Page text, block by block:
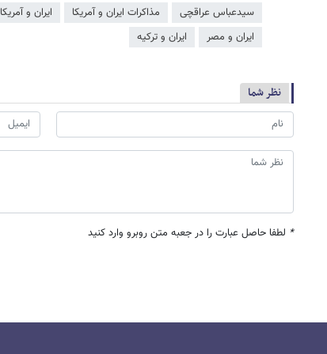
سیدعباس عراقچی مذاکرات ایران و آمریکا ایران و آمریکا
ایران و مصر
ایران و ترکیه
نظر شما
* لطفا حاصل عبارت را در جعبه متن روبرو وارد کنید